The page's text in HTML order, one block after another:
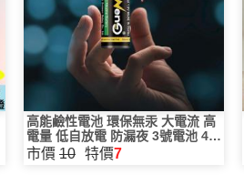
高能鹼性電池 環保無汞 大電流 高
電量 低自放電 防漏夜 3號電池 4號
電池 電動玩具 遙控器
市價 10 特價7